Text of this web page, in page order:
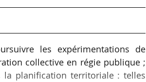
les expérimentations de
collective en régie publique ;
planification territoriale : telles